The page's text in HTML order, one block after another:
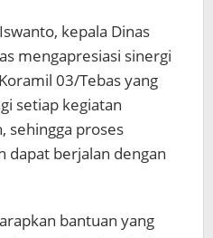
kepala Dinas
mengapresiasi sinergi
03/Tebas yang
setiap kegiatan
sehingga proses
dapat berjalan dengan
bantuan yang